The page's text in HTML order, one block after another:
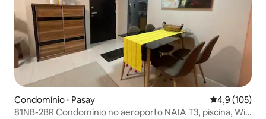
Condomínio ⋅ Pasay 4,9 de uma
4,9 (105)
81NB-2BR Condomínio no aeroporto NAIA T3, piscina, Wi-